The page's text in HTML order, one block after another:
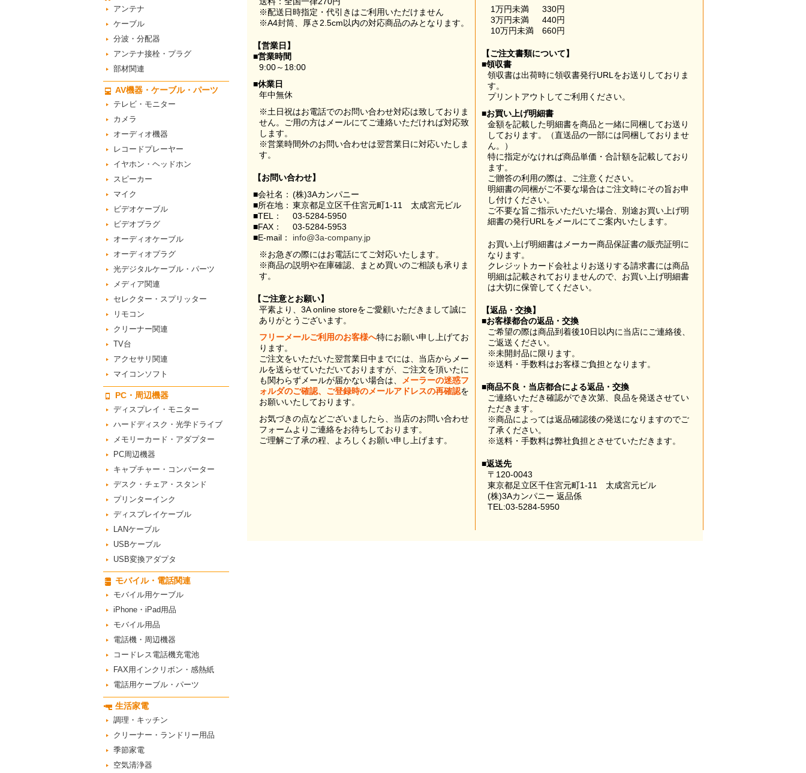
※配送日時指定・代引きはご利用いただけません
※A4封筒、厚さ2.5cm以内の対応商品のみとなります。
【営業日】
■営業時間
9:00～18:00
■休業日
年中無休
※土日祝はお電話でのお問い合わせ対応は致しておりま
せん。ご用の方はメールにてご連絡いただければ対応致
します。
※営業時間外のお問い合わせは翌営業日に対応いたしま
す。
【お問い合わせ】
■会社名： (株)3Aカンパニー
■所在地： 東京都足立区千住宮元町1-11 太成宮元ビル
■TEL：
03-5284-5950
■FAX：
03-5284-5953
■E-mail：
info@3a-company.jp
※お急ぎの際にはお電話にてご対応いたします。
※商品の説明や在庫確認、まとめ買いのご相談も承りま
す。
【ご注意とお願い】
平素より、3A online storeをご愛顧いただきまして誠に
ありがとうございます。
フリーメールご利用のお客様へ特にお願い申し上げてお
ります。
ご注文をいただいた翌営業日中までには、当店からメー
ルを送らせていただいておりますが、ご注文を頂いたに
も関わらずメールが届かない場合は、
メーラーの迷惑フ
ォルダのご確認、ご登録時のメールアドレスの再確認を
お願いいたしております。
お気づきの点などございましたら、当店のお問い合わせ
フォームよりご連絡をお待ちしております。
ご理解ご了承の程、よろしくお願い申し上げます。
1万円未満
330円
3万円未満
440円
10万円未満
660円
【ご注文書類について】
■領収書
領収書は出荷時に領収書発行URLをお送りしておりま
す。
プリントアウトしてご利用ください。
■お買い上げ明細書
金額を記載した明細書を商品と一緒に同梱してお送り
しております。（直送品の一部には同梱しておりませ
ん。）
特に指定がなければ商品単価・合計額を記載しており
ます。
ご贈答の利用の際は、ご注意ください。
明細書の同梱がご不要な場合はご注文時にその旨お申
し付けください。
ご不要な旨ご指示いただいた場合、別途お買い上げ明
細書の発行URLをメールにてご案内いたします。
お買い上げ明細書はメーカー商品保証書の販売証明に
なります。
クレジットカード会社よりお送りする請求書には商品
明細は記載されておりませんので、お買い上げ明細書
は大切に保管してください。
【返品・交換】
■お客様都合の返品・交換
ご希望の際は商品到着後10日以内に当店にご連絡後、
ご返送ください。
※未開封品に限ります。
※送料・手数料はお客様ご負担となります。
■商品不良・当店都合による返品・交換
ご連絡いただき確認ができ次第、良品を発送させてい
ただきます。
※商品によっては返品確認後の発送になりますのでご
了承ください。
※送料・手数料は弊社負担とさせていただきます。
■返送先
〒120-0043
東京都足立区千住宮元町1-11 太成宮元ビル
(株)3Aカンパニー 返品係
TEL:03-5284-5950
アンテナ
ケーブル
分波・分配器
アンテナ接栓・プラグ
部材関連
AV機器・ケーブル・パーツ
テレビ・モニター
カメラ
オーディオ機器
レコードプレーヤー
イヤホン・ヘッドホン
スピーカー
マイク
ビデオケーブル
ビデオプラグ
オーディオケーブル
オーディオプラグ
光デジタルケーブル・パーツ
メディア関連
セレクター・スプリッター
リモコン
クリーナー関連
TV台
アクセサリ関連
マイコンソフト
PC・周辺機器
ディスプレイ・モニター
ハードディスク・光学ドライブ
メモリーカード・アダプター
PC周辺機器
キャプチャー・コンバーター
デスク・チェア・スタンド
プリンターインク
ディスプレイケーブル
LANケーブル
USBケーブル
USB変換アダプタ
モバイル・電話関連
モバイル用ケーブル
iPhone・iPad用品
モバイル用品
電話機・周辺機器
コードレス電話機充電池
FAX用インクリボン・感熱紙
電話用ケーブル・パーツ
生活家電
調理・キッチン
クリーナー・ランドリー用品
季節家電
空気清浄器